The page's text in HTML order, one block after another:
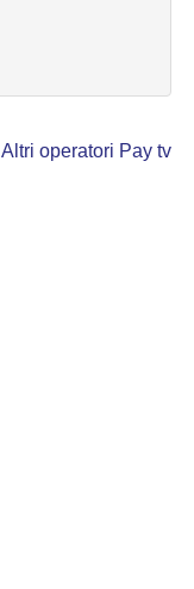
Altri operatori Pay tv